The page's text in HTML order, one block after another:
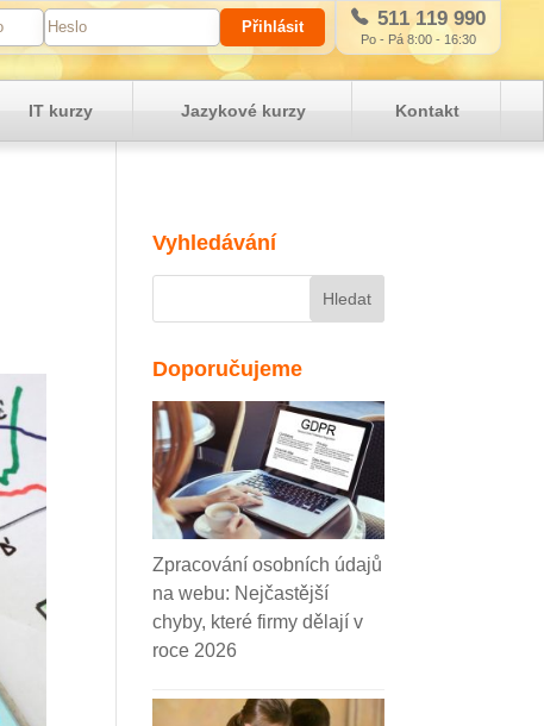
511 119 990
Po - Pá 8:00 - 16:30
IT kurzy Jazykové kurzy Kontakt
Vyhledávání
Doporučujeme
Zpracování osobních údajů
na webu: Nejčastější
chyby, které firmy dělají v
roce 2026